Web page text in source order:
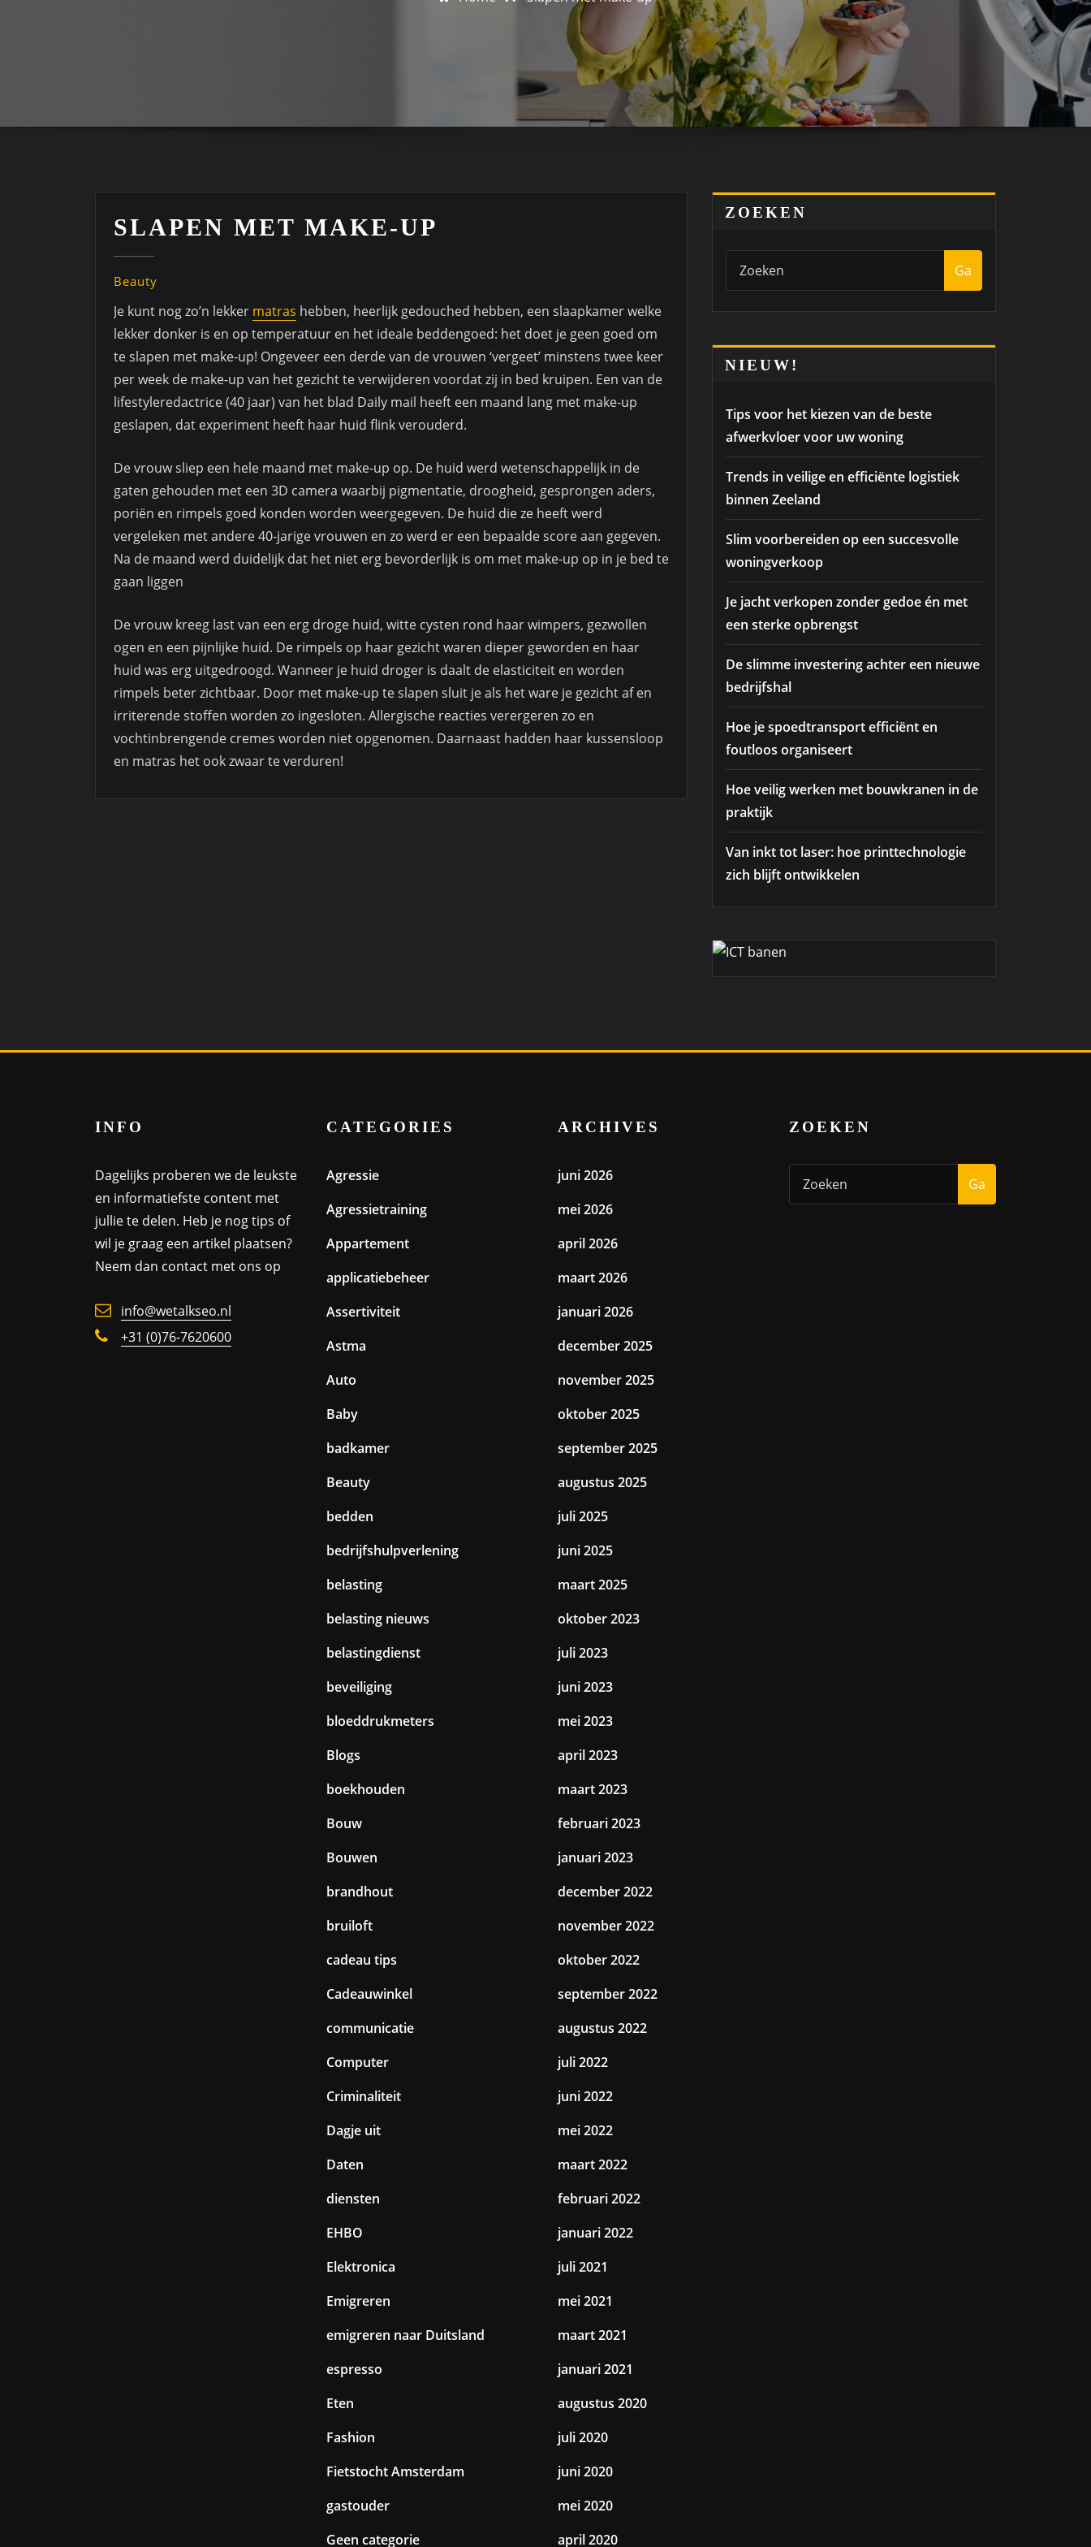
SLAPEN MET MAKE-UP
Beauty
Je kunt nog zo’n lekker matras hebben, heerlijk gedouched hebben, een slaapkamer welke
lekker donker is en op temperatuur en het ideale beddengoed: het doet je geen goed om
te slapen met make-up! Ongeveer een derde van de vrouwen ‘vergeet’ minstens twee keer
per week de make-up van het gezicht te verwijderen voordat zij in bed kruipen. Een van de
lifestyleredactrice (40 jaar) van het blad Daily mail heeft een maand lang met make-up
geslapen, dat experiment heeft haar huid flink verouderd.
De vrouw sliep een hele maand met make-up op. De huid werd wetenschappelijk in de
gaten gehouden met een 3D camera waarbij pigmentatie, droogheid, gesprongen aders,
poriën en rimpels goed konden worden weergegeven. De huid die ze heeft werd
vergeleken met andere 40-jarige vrouwen en zo werd er een bepaalde score aan gegeven.
Na de maand werd duidelijk dat het niet erg bevorderlijk is om met make-up op in je bed te
gaan liggen
De vrouw kreeg last van een erg droge huid, witte cysten rond haar wimpers, gezwollen
ogen en een pijnlijke huid. De rimpels op haar gezicht waren dieper geworden en haar
huid was erg uitgedroogd. Wanneer je huid droger is daalt de elasticiteit en worden
rimpels beter zichtbaar. Door met make-up te slapen sluit je als het ware je gezicht af en
irriterende stoffen worden zo ingesloten. Allergische reacties verergeren zo en
vochtinbrengende cremes worden niet opgenomen. Daarnaast hadden haar kussensloop
en matras het ook zwaar te verduren!
ZOEKEN
Ga
NIEUW!
Tips voor het kiezen van de beste
afwerkvloer voor uw woning
Trends in veilige en efficiënte logistiek
binnen Zeeland
Slim voorbereiden op een succesvolle
woningverkoop
Je jacht verkopen zonder gedoe én met
een sterke opbrengst
De slimme investering achter een nieuwe
bedrijfshal
Hoe je spoedtransport efficiënt en
foutloos organiseert
Hoe veilig werken met bouwkranen in de
praktijk
Van inkt tot laser: hoe printtechnologie
zich blijft ontwikkelen
INFO
Dagelijks proberen we de leukste
en informatiefste content met
jullie te delen. Heb je nog tips of
wil je graag een artikel plaatsen?
Neem dan contact met ons op
info@wetalkseo.nl
+31 (0)76-7620600
CATEGORIES
Agressie
Agressietraining
Appartement
applicatiebeheer
Assertiviteit
Astma
Auto
Baby
badkamer
Beauty
bedden
bedrijfshulpverlening
belasting
belasting nieuws
belastingdienst
beveiliging
bloeddrukmeters
Blogs
boekhouden
Bouw
Bouwen
brandhout
bruiloft
cadeau tips
Cadeauwinkel
communicatie
Computer
Criminaliteit
Dagje uit
Daten
diensten
EHBO
Elektronica
Emigreren
emigreren naar Duitsland
espresso
Eten
Fashion
Fietstocht Amsterdam
gastouder
Geen categorie
ARCHIVES
juni 2026
mei 2026
april 2026
maart 2026
januari 2026
december 2025
november 2025
oktober 2025
september 2025
augustus 2025
juli 2025
juni 2025
maart 2025
oktober 2023
juli 2023
juni 2023
mei 2023
april 2023
maart 2023
februari 2023
januari 2023
december 2022
november 2022
oktober 2022
september 2022
augustus 2022
juli 2022
juni 2022
mei 2022
maart 2022
februari 2022
januari 2022
juli 2021
mei 2021
maart 2021
januari 2021
augustus 2020
juli 2020
juni 2020
mei 2020
april 2020
ZOEKEN
Ga